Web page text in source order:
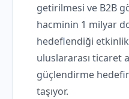
getirilmesi ve B2B
hacminin 1 milyar
hedeflendiği
uluslararası ticaret
güçlendirme
taşıyor.